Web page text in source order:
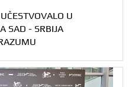
U
SAD - SRBIJA